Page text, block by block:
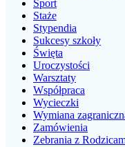
Sport
Staże
Stypendia
Sukcesy szkoły
Święta
Uroczystości
Warsztaty
Współpraca
Wycieczki
Wymiana
Zamówienia
Zebrania z